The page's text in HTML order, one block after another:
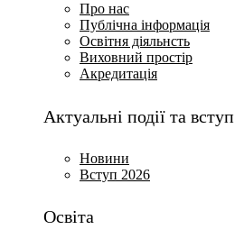
Про нас
Публічна інформація
Освітня діяльнсть
Виховний простір
Акредитація
Актуальні події та вступ
Новини
Вступ 2026
Освіта